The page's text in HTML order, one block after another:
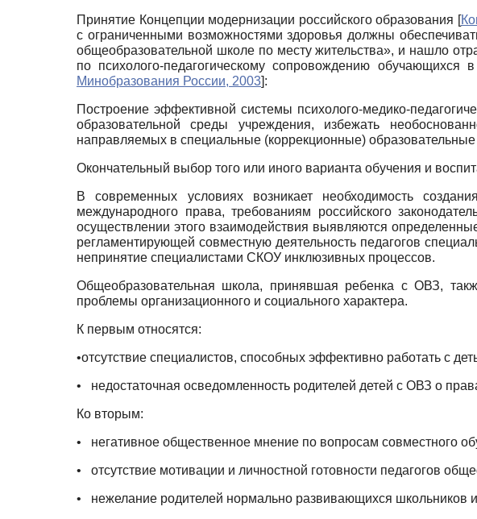
Принятие Концепции модернизации российского образования [
с ограниченными возможностями здоровья должны
общеобразовательной школе по месту жительства», и нашло
по психолого-педагогическому сопровождению обучающихся
Минобразования России, 2003]:
Построение эффективной системы психолого-медико-
образовательной среды учреждения, избежать
направляемых в специальные (коррекционные)
Окончательный выбор того или иного варианта обучения и
В современных условиях возникает необходимость
международного права, требованиям российского
осуществлении этого взаимодействия выявляются
регламентирующей совместную деятельность педагогов
непринятие специалистами СКОУ инклюзивных процессов.
Общеобразовательная школа, принявшая ребенка с ОВЗ,
проблемы организационного и социального характера.
К первым относятся:
•отсутствие специалистов, способных эффективно работать с
• недостаточная осведомленность родителей детей с ОВЗ о
Ко вторым:
• негативное общественное мнение по вопросам совместного
• отсутствие мотивации и личностной готовности педагогов
• нежелание родителей нормально развивающихся школьников